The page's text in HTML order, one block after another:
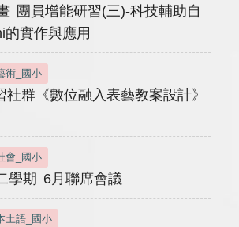
團員增能研習(三)-科技輔助自
的實作與應用
術_國小
社群《數位融入表藝教案設計》
會_國小
學期 6月聯席會議
土語_國小